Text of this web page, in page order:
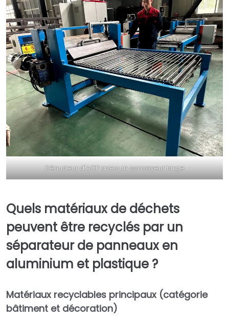
Dénudeur d'ACP avec un convoyeur large
Quels matériaux de déchets
peuvent être recyclés par un
séparateur de panneaux en
aluminium et plastique ?
Matériaux recyclables principaux (catégorie
bâtiment et décoration)